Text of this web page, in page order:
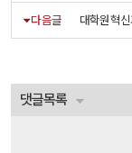
다음글 대학원혁
댓글목록